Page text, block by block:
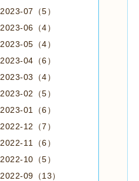
2023-07（5）
2023-06（4）
2023-05（4）
2023-04（6）
2023-03（4）
2023-02（5）
2023-01（6）
2022-12（7）
2022-11（6）
2022-10（5）
2022-09（13）